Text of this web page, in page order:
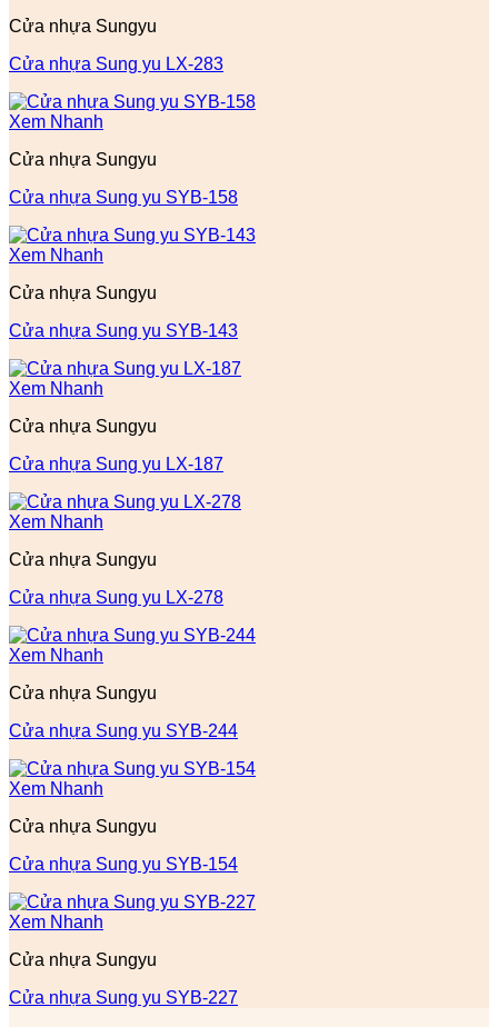
Cửa nhựa Sungyu
Cửa nhựa Sung yu LX-283
Xem Nhanh
Cửa nhựa Sungyu
Cửa nhựa Sung yu SYB-158
Xem Nhanh
Cửa nhựa Sungyu
Cửa nhựa Sung yu SYB-143
Xem Nhanh
Cửa nhựa Sungyu
Cửa nhựa Sung yu LX-187
Xem Nhanh
Cửa nhựa Sungyu
Cửa nhựa Sung yu LX-278
Xem Nhanh
Cửa nhựa Sungyu
Cửa nhựa Sung yu SYB-244
Xem Nhanh
Cửa nhựa Sungyu
Cửa nhựa Sung yu SYB-154
Xem Nhanh
Cửa nhựa Sungyu
Cửa nhựa Sung yu SYB-227